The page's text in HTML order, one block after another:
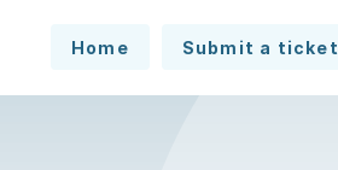
Home Submit a ticket